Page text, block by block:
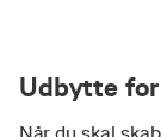
Udbytte